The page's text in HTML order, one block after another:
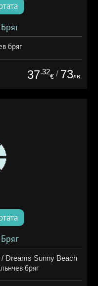
бряг
37.32
€ / 73лв.
Dreams Sunny Beach
бряг